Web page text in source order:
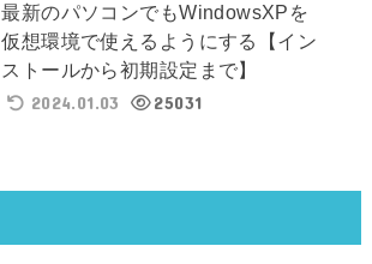
最新のパソコンでもWindowsXPを
仮想環境で使えるようにする【イン
ストールから初期設定まで】
2024.01.03
25031